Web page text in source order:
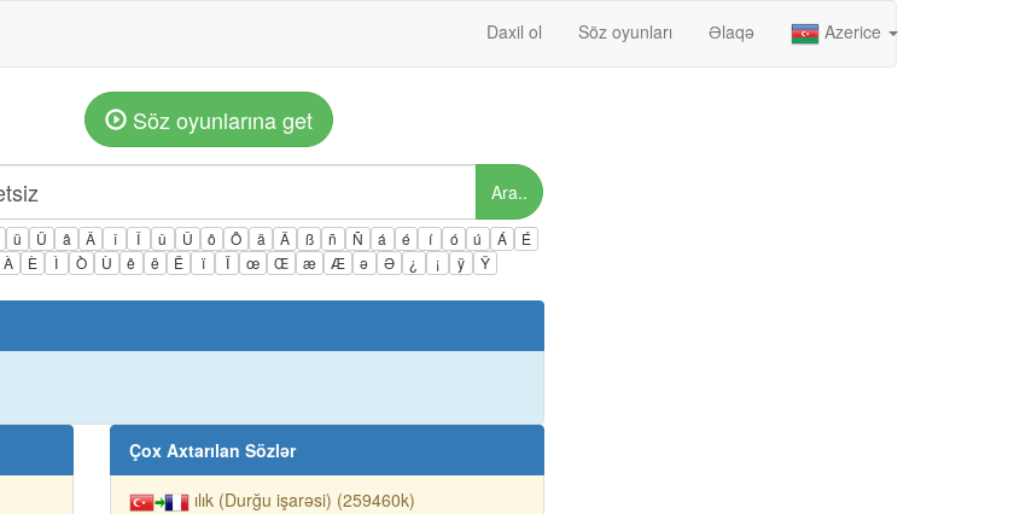
Daxil ol Söz oyunları Əlaqə Azerice
Söz oyunlarına get
Ara..
ü Ü â Â î Î û Û ô Ô ä Ä ß ñ Ñ á é í ó ú Á
É
À È Ì Ò Ù ê ë Ë ï Ï œ Œ æ Æ ə Ə ¿ ¡ ÿ Ÿ
Çox Axtarılan Sözlər
ılık (Durğu işarəsi) (259460k)